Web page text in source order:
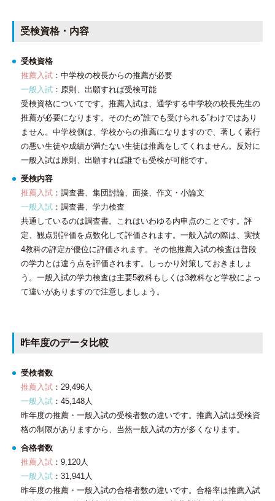
受検資格・内容
受検資格
推薦入試 ：中学校の校長からの推薦が必要
一般入試 ：原則、出願すれば受検可能
受検資格についてです。推薦入試は、通学する中学校の校長先生の
推薦が必要になります。そのため”誰でも受けられる”わけではあり
ません。中学校側は、学校からの推薦になりますので、著しく素行
の悪い生徒や成績が満たない生徒は推薦をしてくれません。反対に
一般入試は原則、出願すれば誰でも受検が可能です。
受検内容
推薦入試 ：調査書、集団討論、面接、作文・小論文
一般入試 ：調査書、学力検査
共通しているのは調査書。これはいわゆる内申点のことです。評
定、観点別評価を点数化して評価されます。一般入試の際は、実技
4教科の評定が優位に評価されます。その他推薦入試の検査は普段
の学力とは違う点を評価されます。しっかり対策しておきましょ
う。一般入試の学力検査は主要5教科もしくは3教科など学校によっ
て違いがありますので注意しましょう。
昨年度のデータ比較
受検者数
推薦入試 ：29,496人
一般入試 ：45,148人
昨年度の推薦・一般入試の受検者数の違いです。推薦入試は受検資
格の制限がありますから、当然一般入試の方が多くなります。
合格者数
推薦入試 ：9,120人
一般入試 ：31,941人
昨年度の推薦・一般入試の合格者数の違いです。合格率は推薦入試